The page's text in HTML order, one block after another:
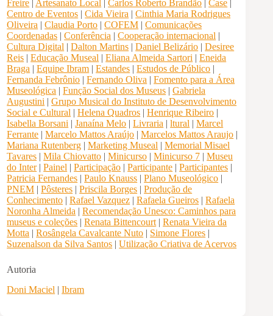
Freire |Artesanato Local |Carlos Roberto Brandão |Case
Centro de Eventos |Cida Vieira |Cinthia Maria Rodrigues
Oliveira |Claudia Porto |COFEM |Comunicações
Coordenadas |Conferência |Cooperação internacional
Cultura Digital |Dalton Martins |Daniel Belizário |Desiree
Reis |Educação Museal |Eliana Almeida Sartori |Eneida
Braga |Equipe Ibram |Estandes |Estudos de Público
Fernanda Febrônio |Fernando Oliva |Fomento para a Área
Museológica |Função Social dos Museus |Gabriela
Augustini |Grupo Musical do Instituto de Desenvolvimento
Social e Cultural |Helena Quadros |Henrique Ribeiro
Isabella Borsani |Janaína Melo |Livraria |ltural |Marcel
Ferrante |Marcelo Mattos Araújo |Marcelos Mattos Araujo
Mariana Rutenberg |Marketing Museal |Memorial Misael
Tavares |Mila Chiovatto |Minicurso |Minicurso 7 |Museu
do Inter|Painel |Participação |Participante |Participantes
Patricia Fernandes |Paulo Knauss |Plano Museológico
PNEM |Pôsteres |Priscila Borges |Produção de
Conhecimento |Rafael Vazquez |Rafaela Gueiros |Rafaela
Noronha Almeida |Recomendação Unesco: Caminhos para
museus e coleções |Renata Bittencourt|Renata Vieira da
Motta |Rosângela Cavalcante Nuto Simone Flores
Suzenalson da Silva Santos |Utilização Criativa de Acervos
Autoria
Doni Maciel |Ibram